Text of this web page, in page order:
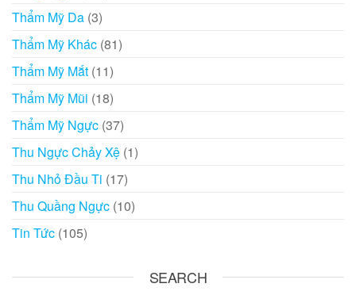
Thẩm Mỹ Da (3)
Thẩm Mỹ Khác (81)
Thẩm Mỹ Mắt (11)
Thẩm Mỹ Mũi (18)
Thẩm Mỹ Ngực (37)
Thu Ngực Chảy Xệ (1)
Thu Nhỏ Đầu Ti (17)
Thu Quầng Ngực (10)
Tin Tức (105)
SEARCH